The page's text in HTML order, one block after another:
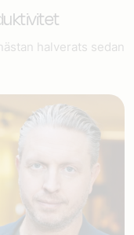
halverats sedan